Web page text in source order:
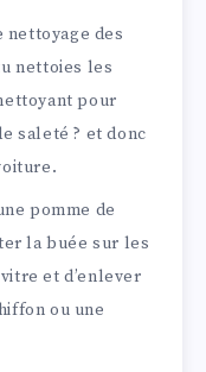
des
nettoies les
pour
saleté ? et donc
pomme de
la buée sur les
et d’enlever
ou une